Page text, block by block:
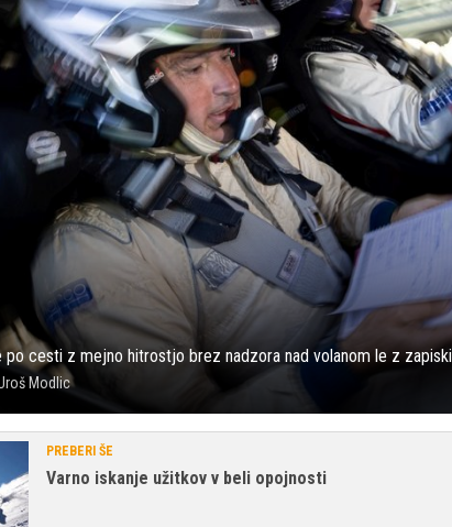
po cesti z mejno hitrostjo brez nadzora nad volanom le z
Modlic
PREBERI ŠE
Varno iskanje užitkov v beli opojnosti